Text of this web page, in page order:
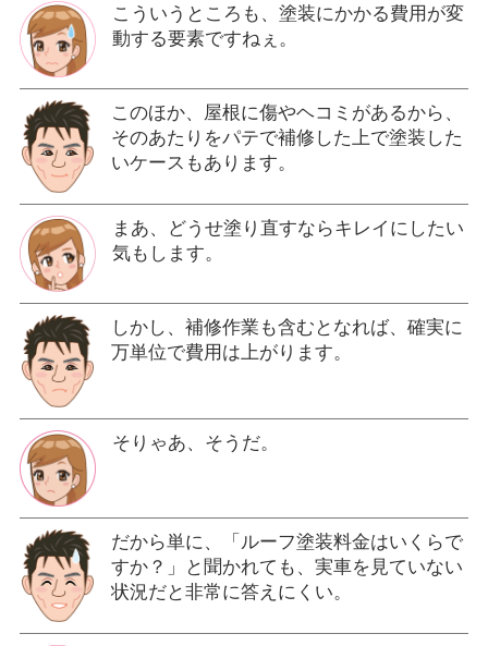
こういうところも、塗装にかかる費用が変
動する要素ですねぇ。
このほか、屋根に傷やヘコミがあるから、
そのあたりをパテで補修した上で塗装した
いケースもあります。
まあ、どうせ塗り直すならキレイにしたい
気もします。
しかし、補修作業も含むとなれば、確実に
万単位で費用は上がります。
そりゃあ、そうだ。
だから単に、「ルーフ塗装料金はいくらで
すか？」と聞かれても、実車を見ていない
状況だと非常に答えにくい。